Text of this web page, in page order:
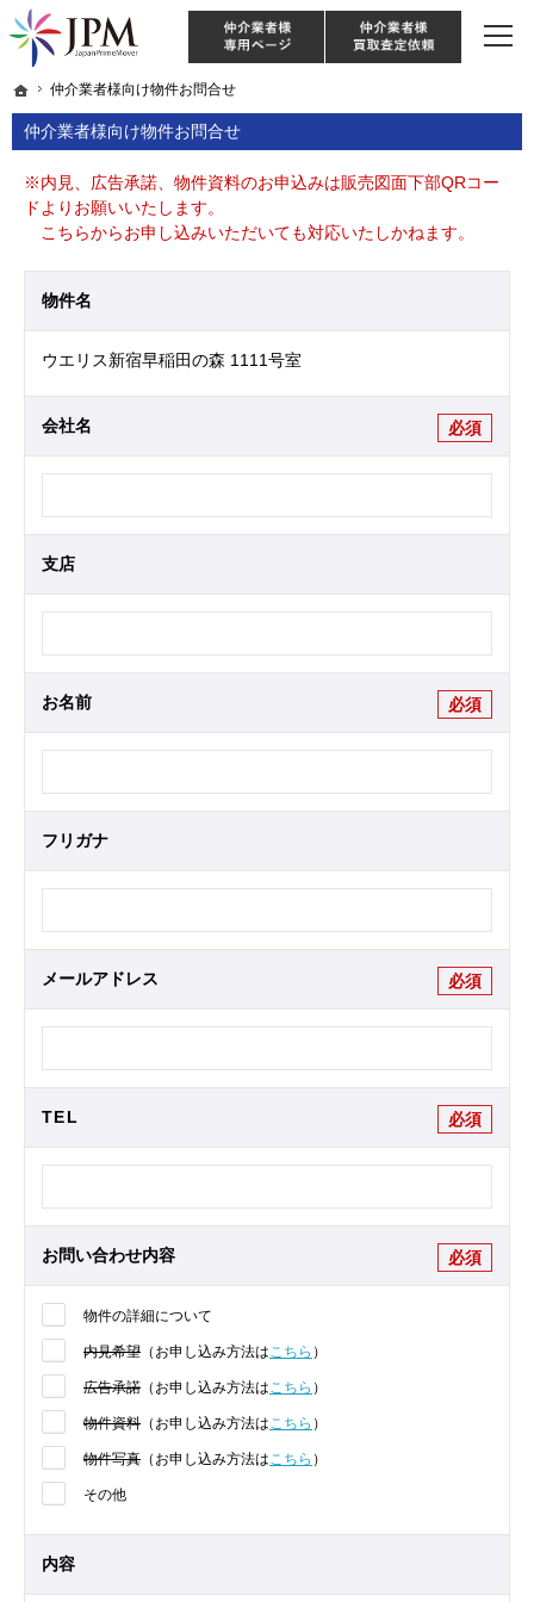
ホーム
仲介業者様向け物件お問合せ
仲介業者様向け物件お問合せ
東京・神奈川・埼玉・千葉のリノベーション住宅や中古マンションを手がける会
【物件買取強化中！】リノベーション住宅・不動産・中古マンションならJPM
※内見、広告承諾、物件資料のお申込みは販売図面下部QRコー
ドよりお願いいたします。
こちらからお申し込みいただいても対応いたしかねます。
物件名
ウエリス新宿早稲田の森 1111号室
会社名 必須
支店
お名前 必須
フリガナ
メールアドレス 必須
TEL 必須
お問い合わせ内容 必須
物件の詳細について
内見希望 （お申し込み方法はこちら ）
広告承諾 （お申し込み方法はこちら ）
物件資料 （お申し込み方法はこちら ）
物件写真 （お申し込み方法はこちら ）
その他
内容
ホーム
仲介業者様向け物件お問合せ